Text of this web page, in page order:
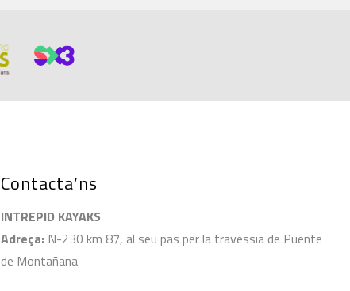
Contacta’ns
INTREPID KAYAKS
Adreça: N-230 km 87, al seu pas per la travessia de Puente
de Montañana